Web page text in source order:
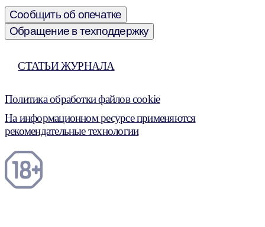
Сообщить об опечатке
Обращение в техподдержку
СТАТЬИ ЖУРНАЛА
Политика обработки файлов cookie
На информационном ресурсе применяются
рекомендательные технологии